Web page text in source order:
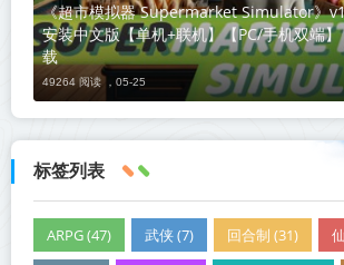
《超市模拟器 Supermarket Simulator》
安装中文版【单机+联机】【PC/手机双端
载
49264 阅读 ， 05-25
标签列表
ARPG (47) 武侠 (7) 回合制 (31)